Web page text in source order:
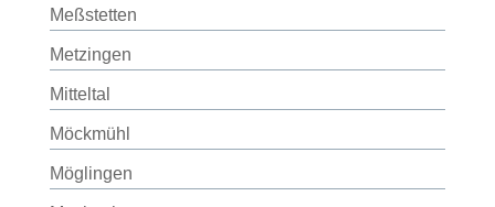
Meßstetten
Metzingen
Mitteltal
Möckmühl
Möglingen